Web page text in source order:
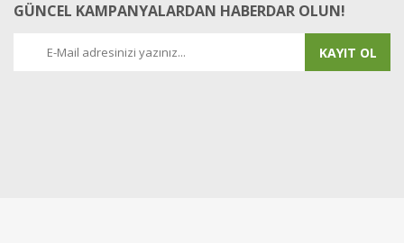
GÜNCEL KAMPANYALARDAN HABERDAR OLUN!
KAYIT OL